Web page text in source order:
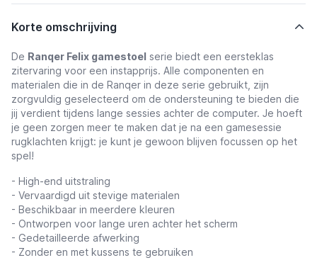
Korte omschrijving
De Ranqer Felix gamestoel serie biedt een eersteklas
zitervaring voor een instapprijs. Alle componenten en
materialen die in de Ranqer in deze serie gebruikt, zijn
zorgvuldig geselecteerd om de ondersteuning te bieden die
jij verdient tijdens lange sessies achter de computer. Je hoeft
je geen zorgen meer te maken dat je na een gamesessie
rugklachten krijgt: je kunt je gewoon blijven focussen op het
spel!
- High-end uitstraling
- Vervaardigd uit stevige materialen
- Beschikbaar in meerdere kleuren
- Ontworpen voor lange uren achter het scherm
- Gedetailleerde afwerking
- Zonder en met kussens te gebruiken